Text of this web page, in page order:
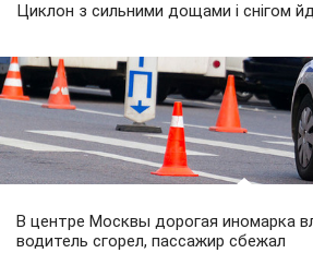
Циклон з сильними дощами і снігом
В центре Москвы дорогая иномарка
водитель сгорел, пассажир сбежал